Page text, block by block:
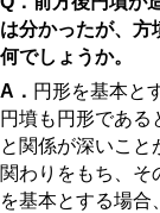
は分かったが、方
何でしょうか。
A． 円形を基本と
円墳も円形である
と関係が深いこと
関わりをもち、そ
を基本とする場合